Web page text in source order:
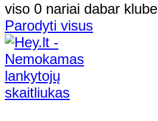
viso 0 nariai dabar klube
Parodyti visus